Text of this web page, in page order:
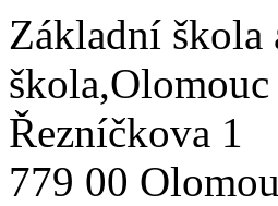
Základní škola
škola,Olomouc
Řezníčkova 1
779 00